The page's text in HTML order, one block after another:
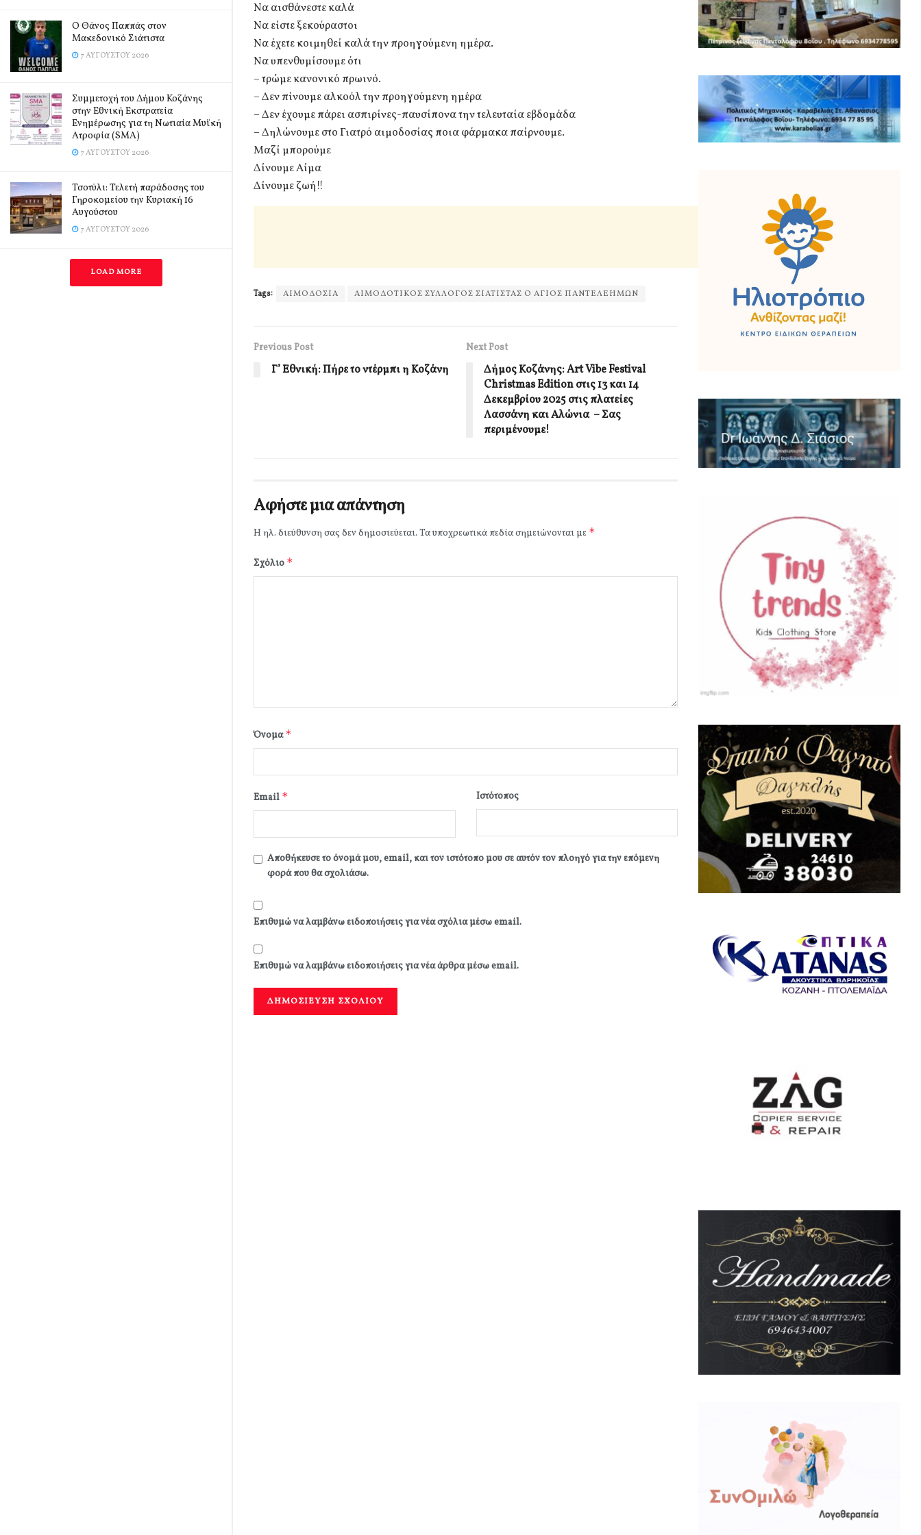
Ο Θάνος Παππάς στον
Μακεδονικό Σιάτιστα
7 ΑΥΓΟΎΣΤΟΥ 2026
Συμμετοχή του Δήμου Κοζάνης
στην Εθνική Εκστρατεία
Ενημέρωσης για τη Νωτιαία Μυϊκή
Ατροφία (SMA)
7 ΑΥΓΟΎΣΤΟΥ 2026
Τσοτύλι: Τελετή παράδοσης του
Γηροκομείου την Κυριακή 16
Αυγούστου
7 ΑΥΓΟΎΣΤΟΥ 2026
LOAD MORE
Να αισθάνεστε καλά
Να είστε ξεκούραστοι
Να έχετε κοιμηθεί καλά την προηγούμενη ημέρα.
Να υπενθυμίσουμε ότι
– τρώμε κανονικό πρωινό.
– Δεν πίνουμε αλκοόλ την προηγούμενη ημέρα
– Δεν έχουμε πάρει ασπιρίνες-παυσίπονα την τελευταία εβδομάδα
– Δηλώνουμε στο Γιατρό αιμοδοσίας ποια φάρμακα παίρνουμε.
Μαζί μπορούμε
Δίνουμε Αίμα
Δίνουμε ζωή!!
Tags: ΑΙΜΟΔΟΣΙΑ ΑΙΜΟΔΟΤΙΚΟΣ ΣΥΛΛΟΓΟΣ ΣΙΑΤΙΣΤΑΣ Ο ΑΓΙΟΣ ΠΑΝΤΕΛΕΗΜΩΝ
Previous Post
Γ’ Εθνική: Πήρε το ντέρμπι η Κοζάνη
Next Post
Δήμος Κοζάνης: Art Vibe Festival
Christmas Edition στις 13 και 14
Δεκεμβρίου 2025 στις πλατείες
Λασσάνη και Αλώνια – Σας
περιμένουμε!
Αφήστε μια απάντηση
Η ηλ. διεύθυνση σας δεν δημοσιεύεται. Τα υποχρεωτικά πεδία σημειώνονται με *
Σχόλιο *
Όνομα*
Email * Ιστότοπος
Αποθήκευσε το όνομά μου, email, και τον ιστότοπο μου σε αυτόν τον πλοηγό για την επόμενη
φορά που θα σχολιάσω.
Επιθυμώ να λαμβάνω ειδοποιήσεις για νέα σχόλια μέσω email.
Επιθυμώ να λαμβάνω ειδοποιήσεις για νέα άρθρα μέσω email.